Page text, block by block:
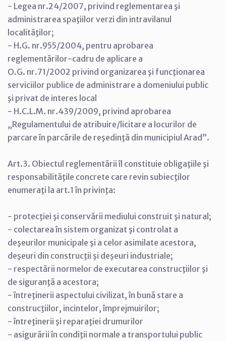
- Legea nr.24/2007, privind reglementarea şi
administrarea spaţiilor verzi din intravilanul
localităţilor;
- H.G. nr.955/2004, pentru aprobarea
reglementărilor-cadru de aplicare a
O.G. nr.71/2002 privind organizarea şi funcţionarea
serviciilor publice de administrare a domeniului public
şi privat de interes local
- H.C.L.M. nr.439/2009, privind aprobarea
„Regulamentului de atribuire/licitare a locurilor de
parcare în parcările de reşedinţă din municipiul Arad”.
Art.3. Obiectul reglementării îl constituie obligaţiile şi
responsabilităţile concrete care revin subiecţilor
enumeraţi la art.1 în privinţa:
- protecţiei şi conservării mediului construit şi natural;
- colectarea în sistem organizat şi controlat a
deşeurilor municipale şi a celor asimilate acestora,
deşeuri din construcţii şi deşeuri industriale;
- respectării normelor de executarea construcţiilor şi
de siguranţă a acestora;
- întreţinerii aspectului civilizat, în bună stare a
construcţiilor, incintelor, împrejmuirilor;
- întreţinerii şi reparaţiei drumurilor
- asigurării în condiţii normale a transportului public